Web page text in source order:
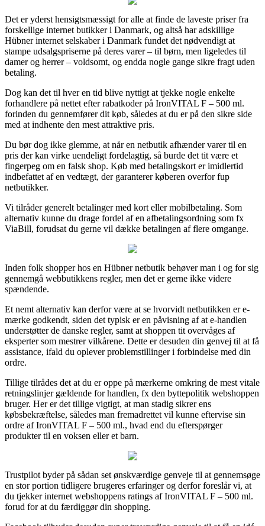
Det er yderst hensigtsmæssigt for alle at finde de laveste priser fra
forskellige internet butikker i Danmark, og altså har adskillige
Hübner internet selskaber i Danmark fundet det nødvendigt at
stampe udsalgspriserne på deres varer – til børn, men ligeledes til
damer og herrer – voldsomt, og endda nogle gange sikre fragt uden
betaling.
Dog kan det til hver en tid blive nyttigt at tjekke nogle enkelte
forhandlere på nettet efter rabatkoder på IronVITAL F – 500 ml.
forinden du gennemfører dit køb, således at du er på den sikre side
med at indhente den mest attraktive pris.
Du bør dog ikke glemme, at når en netbutik afhænder varer til en
pris der kan virke uendeligt fordelagtig, så burde det tit være et
fingerpeg om en falsk shop. Køb med betalingskort er imidlertid
indbefattet af en vedtægt, der garanterer køberen overfor fup
netbutikker.
Vi tilråder generelt betalinger med kort eller mobilbetaling. Som
alternativ kunne du drage fordel af en afbetalingsordning som fx
ViaBill, forudsat du gerne vil dække betalingen af flere omgange.
Inden folk shopper hos en Hübner netbutik behøver man i og for sig
gennemgå webbutikkens regler, men det er gerne ikke videre
spændende.
Et nemt alternativ kan derfor være at se hvorvidt netbutikken er e-
mærke godkendt, siden det typisk er en påvisning af at e-handlen
understøtter de danske regler, samt at shoppen tit overvåges af
eksperter som mestrer vilkårene. Dette er desuden din genvej til at få
assistance, ifald du oplever problemstillinger i forbindelse med din
ordre.
Tillige tilrådes det at du er oppe på mærkerne omkring de mest vitale
retningslinjer gældende for handlen, fx den byttepolitik webshoppen
bruger. Her er det tillige vigtigt, at man stadig sikrer ens
købsbekræftelse, således man fremadrettet vil kunne eftervise sin
ordre af IronVITAL F – 500 ml., hvad end du efterspørger
produkter til en voksen eller et barn.
Trustpilot byder på sådan set ønskværdige genveje til at gennemsøge
en stor portion tidligere brugeres erfaringer og derfor foreslår vi, at
du tjekker internet webshoppens ratings af IronVITAL F – 500 ml.
forud for at du færdiggør din shopping.